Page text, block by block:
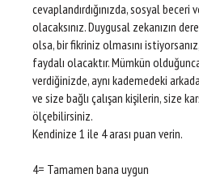
cevaplandırdığınızda, sosyal beceri
olacaksınız. Duygusal zekanızın
olsa, bir fikriniz olmasını
faydalı olacaktır. Mümkün
verdiğinizde, aynı kademedeki
ve size bağlı çalışan kişilerin, size
ölçebilirsiniz.
Kendinize 1 ile 4 arası puan verin.
4= Tamamen bana uygun